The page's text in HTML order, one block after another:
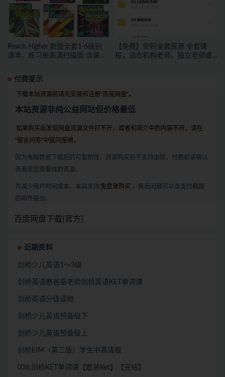
Reach Higher 新版全套1-6级别
课本、练习册高清扫描版 含课本
【免费】安妈全套资源 全套课
程，适合机构老师，独立老师或
付费提示
下载本站资源前请先安装和注册“百度网盘”。
本站资源非纯公益网站但价格最低
如果购买后发现网盘资源文件打不开，或者和简介中的内容不符，请在
“留言问答”中提问报错。
因为电脑数据下载后的可复制性，资源购买后不支持退款，付费前请确认
资源是您需要找的资源。
为减少用户时间成本，本站支持 免登录购买 ，售后问题可以含支付截图
的邮件提出。
百度网盘下载[官方]
近期资料
剑桥少儿英语1～3级
剑桥英语憨爸巫老师剑桥英语KET单词课
剑桥英语分级读物
剑桥少儿英语预备级下
剑桥少儿英语预备级上
剑桥EIM（第二版）学生书高清版
036.剑桥KET单词课【憨爸Ket】【完结】